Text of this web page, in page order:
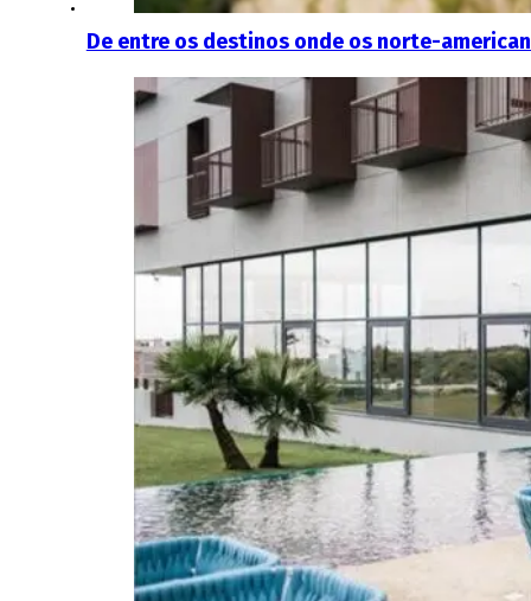
De entre os destinos onde os norte-